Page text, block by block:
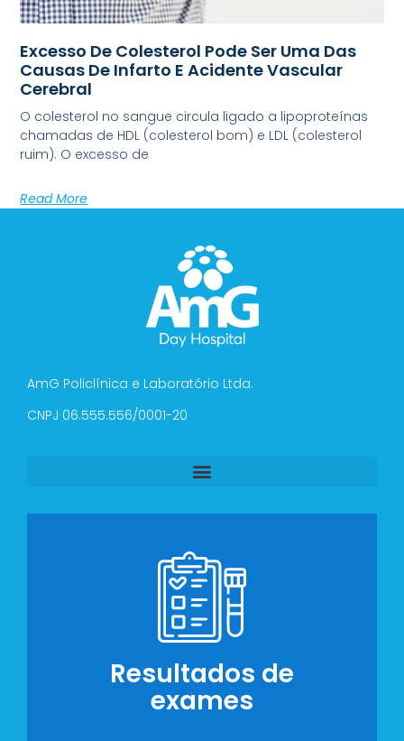
Excesso De Colesterol Pode Ser Uma Das
Causas De Infarto E Acidente Vascular
Cerebral
O colesterol no sangue circula ligado a lipoproteínas
chamadas de HDL (colesterol bom) e LDL (colesterol
ruim). O excesso de
Read More
AmG Policlínica e Laboratório Ltda.
CNPJ 06.555.556/0001-20
Resultados de
exames